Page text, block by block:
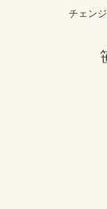
チェン